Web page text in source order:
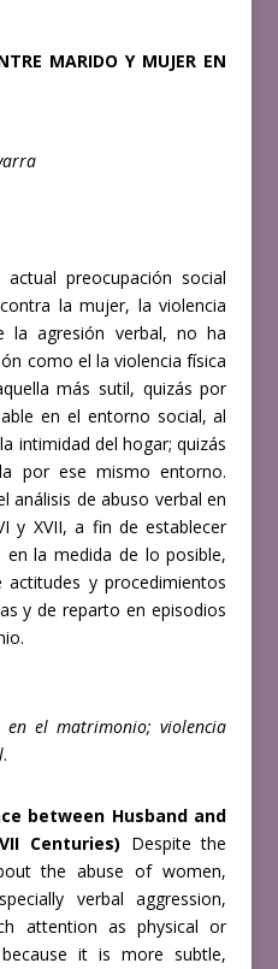
MARIDO Y MUJER EN
preocupación social
la mujer, la violencia
la agresión verbal, no ha
como el la violencia física
más sutil, quizás por
en el entorno social, al
intimidad del hogar; quizás
por ese mismo entorno.
análisis de abuso verbal en
y XVII, a fin de establecer
la medida de lo posible,
y procedimientos
y de reparto en episodios
en el matrimonio; violencia
.
between Husband and
Centuries) Despite the
the abuse of women,
verbal aggression,
attention as physical or
it is more subtle,